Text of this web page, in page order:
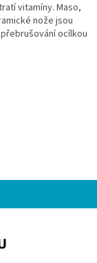
vitamíny. Maso,
nože jsou
ocílkou